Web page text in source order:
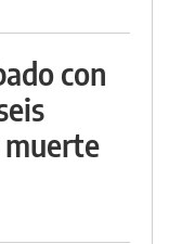
con
muerte